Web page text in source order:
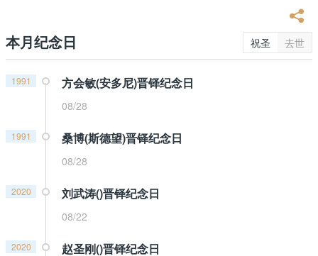
本月纪念日 祝圣 去世
1991 方会敏(安多尼)晋铎纪念日
08/28
1991 桑博(斯德望)晋铎纪念日
08/28
2020 刘武涛()晋铎纪念日
08/22
2020 赵圣刚()晋铎纪念日